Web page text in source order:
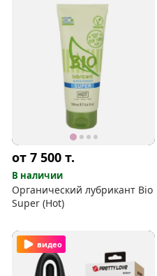
от 7 500т.
В наличии
Органический лубрикант Bio
Super (Hot)
видео